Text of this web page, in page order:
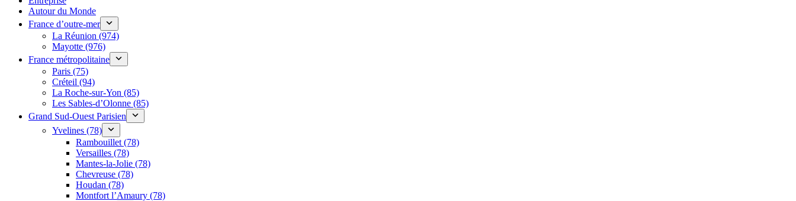
Autour du Monde
France d’outre-mer
La Réunion (974)
Mayotte (976)
France métropolitaine
Paris (75)
Créteil (94)
La Roche-sur-Yon (85)
Les Sables-d’Olonne (85)
Grand Sud-Ouest Parisien
Yvelines (78)
Rambouillet (78)
Versailles (78)
Mantes-la-Jolie (78)
Chevreuse (78)
Houdan (78)
Montfort l’Amaury (78)